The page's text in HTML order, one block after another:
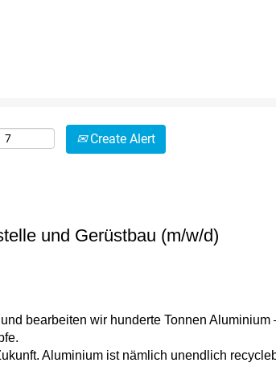
Create Alert
und Gerüstbau (m/w/d)
bearbeiten wir hunderte Tonnen
Aluminium ist nämlich unendlich